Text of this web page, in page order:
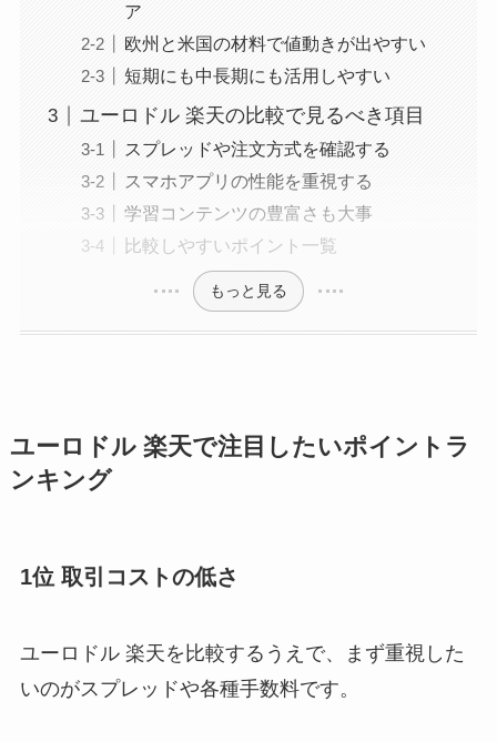
ア
欧州と米国の材料で値動きが出やすい
短期にも中長期にも活用しやすい
ユーロドル 楽天の比較で見るべき項目
スプレッドや注文方式を確認する
スマホアプリの性能を重視する
学習コンテンツの豊富さも大事
比較しやすいポイント一覧
もっと見る
ユーロドル 楽天で注目したいポイントラ
ンキング
1位 取引コストの低さ
ユーロドル 楽天を比較するうえで、まず重視した
いのがスプレッドや各種手数料です。